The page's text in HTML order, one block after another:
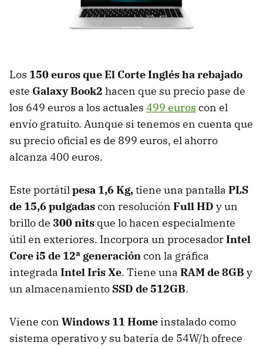
Los 150 euros que El Corte Inglés ha rebajado
este Galaxy Book2 hacen que su precio pase de
los 649 euros a los actuales 499 euros con el
envío gratuito. Aunque si tenemos en cuenta que
su precio oficial es de 899 euros, el ahorro
alcanza 400 euros.
Este portátilpesa 1,6 Kg,tiene una pantalla PLS
de 15,6 pulgadascon resolución Full HD y un
brillo de 300 nits que lo hacen especialmente
útil en exteriores. Incorpora un procesadorIntel
Core i5 de 12ª generacióncon la gráfica
integrada Intel Iris Xe. Tiene una RAM de 8GB y
un almacenamiento SSD de 512GB.
Viene con Windows 11 Home instalado como
sistema operativo y su batería de 54W/h ofrece